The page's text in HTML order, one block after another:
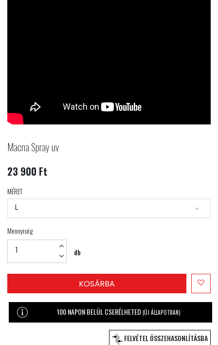
Macna Spray uv
23 900 Ft
MÉRET
L
Mennyiség
db
KOSÁRBA
100 NAPON BELÜL CSERÉLHETED (ÚJ ÁLLAPOTBAN)
FELVÉTEL ÖSSZEHASONLÍTÁSBA